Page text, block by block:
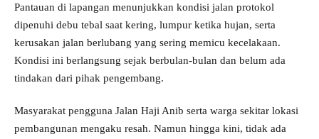
Pantauan di lapangan menunjukkan kondisi jalan protokol
dipenuhi debu tebal saat kering, lumpur ketika hujan, serta
kerusakan jalan berlubang yang sering memicu kecelakaan.
Kondisi ini berlangsung sejak berbulan-bulan dan belum ada
tindakan dari pihak pengembang.
Masyarakat pengguna Jalan Haji Anib serta warga sekitar lokasi
pembangunan mengaku resah. Namun hingga kini, tidak ada